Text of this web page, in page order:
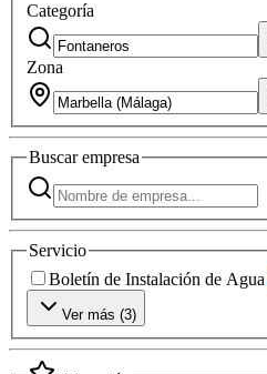
Categoría
Zona
Buscarempresa
Servicio
Boletín de Instalación de Agua
Ver más (3)